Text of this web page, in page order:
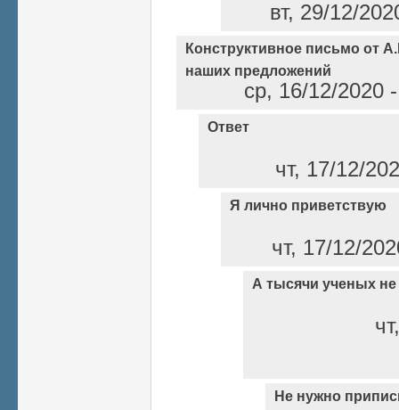
вт, 29/12/
Конструктивное письмо от
наших предложений
ср, 16/12/2020
Ответ
чт, 17/12/
Я лично приветствую
чт, 17/12/
А тысячи ученых
Не нужно